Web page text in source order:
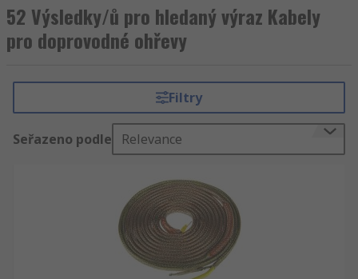
doprovodné ohřevy byl dodán druhý den. Jsme si
jisti, že naše výrobky jsou nejkvalitnější na trhu,
ale chceme, abyste se přesvědčili sami a proto
výrobků, mezi které také patří Kabely pro
doprovodné ohřevy. Kromě Kabely pro
doprovodné ohřevy je vám k dispozici oblast
Elektrotechnika, automatizace a kabely, dále
příslušenství a náhradní díly. S dotazy se můžete
obrátit také na online poradnu. Technická data a
specifikace si můžete stáhnout na těchto
52 Výsledky/ů pro hledaný výraz Kabely
pro doprovodné ohřevy
Filtry
Seřazeno podle Relevance